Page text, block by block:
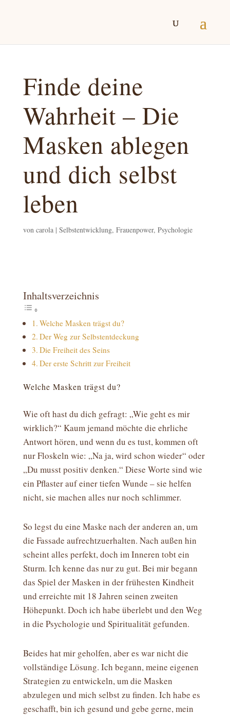
Finde deine
Wahrheit – Die
Masken ablegen
und dich selbst
leben
von carola| Selbstentwicklung, Frauenpower, Psychologie
Inhaltsverzeichnis
Welche Masken trägst du?
Der Weg zur Selbstentdeckung
Die Freiheit des Seins
Der erste Schritt zur Freiheit
Welche Masken trägst du?
Wie oft hast du dich gefragt: „Wie geht es mir
wirklich?“ Kaum jemand möchte die ehrliche
Antwort hören, und wenn du es tust, kommen oft
nur Floskeln wie: „Na ja, wird schon wieder“ oder
„Du musst positiv denken.“ Diese Worte sind wie
ein Pflaster auf einer tiefen Wunde – sie helfen
nicht, sie machen alles nur noch schlimmer.
So legst du eine Maske nach der anderen an, um
die Fassade aufrechtzuerhalten. Nach außen hin
scheint alles perfekt, doch im Inneren tobt ein
Sturm. Ich kenne das nur zu gut. Bei mir begann
das Spiel der Masken in der frühesten Kindheit
und erreichte mit 18 Jahren seinen zweiten
Höhepunkt. Doch ich habe überlebt und den Weg
in die Psychologie und Spiritualität gefunden.
Beides hat mir geholfen, aber es war nicht die
vollständige Lösung. Ich begann, meine eigenen
Strategien zu entwickeln, um die Masken
abzulegen und mich selbst zu finden. Ich habe es
geschafft, bin ich gesund und gebe gerne, mein